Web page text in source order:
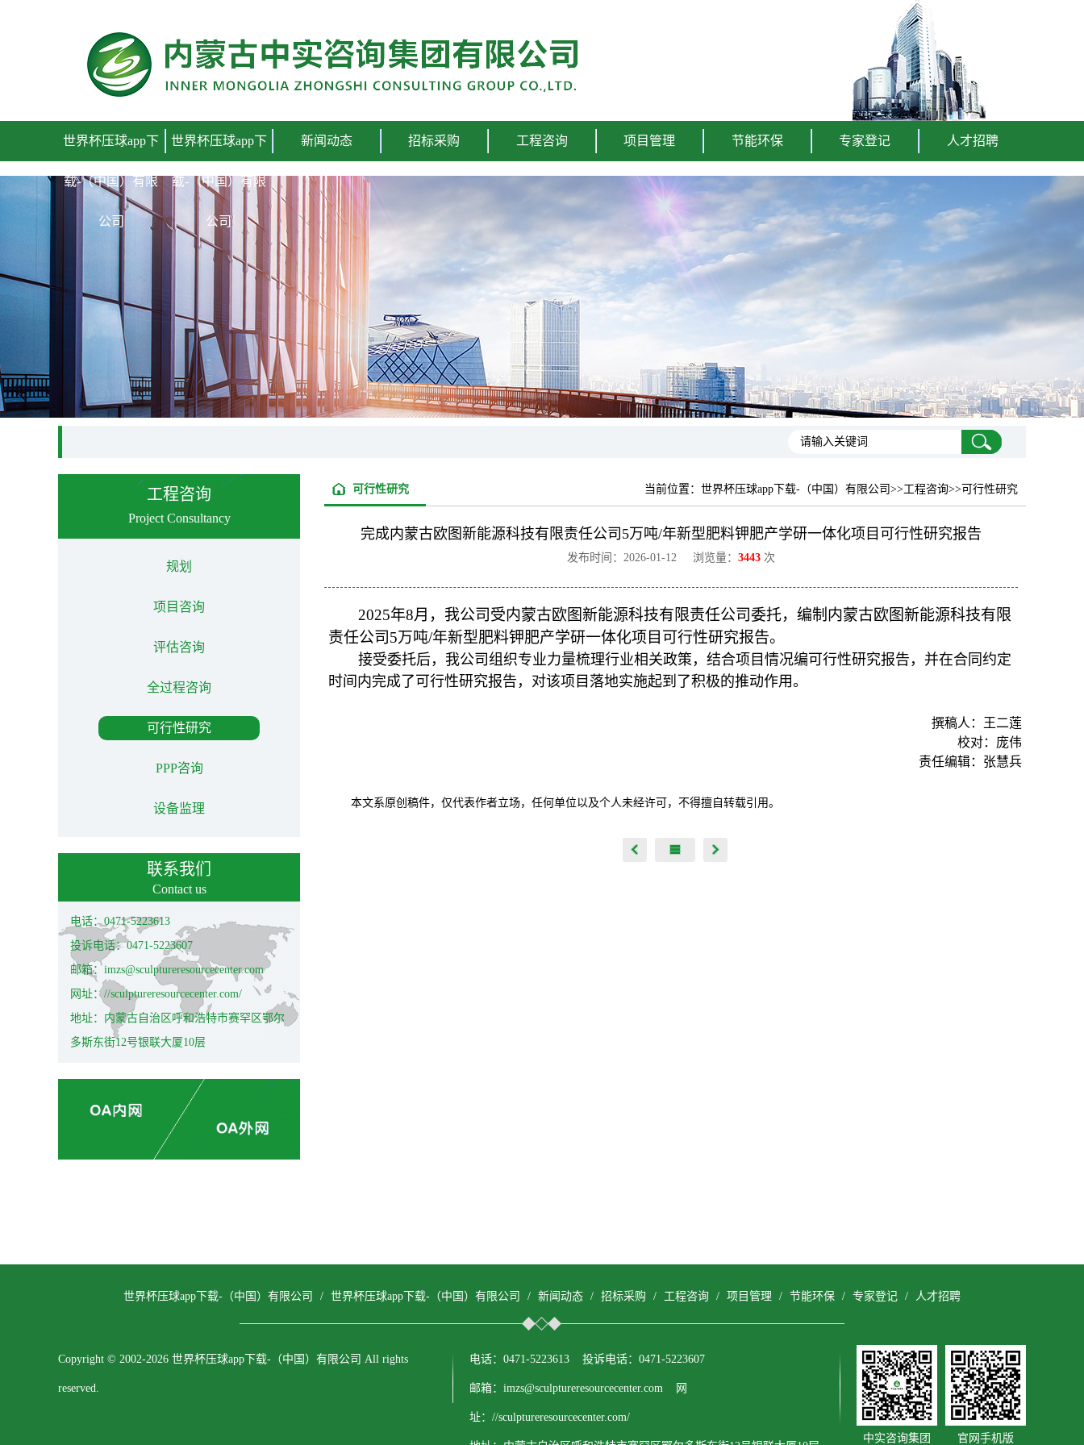
世界杯压球app下
载-（中国）有限
公司
世界杯压球app下
载-（中国）有限
公司
新闻动态 招标采购 工程咨询 项目管理 节能环保 专家登记 人才招聘
工程咨询
Project Consultancy
规划
项目咨询
评估咨询
全过程咨询
可行性研究
PPP咨询
设备监理
联系我们
Contact us
电话：0471-5223613
投诉电话：0471-5223607
邮箱：imzs@sculptureresourcecenter.com
网址：//sculptureresourcecenter.com/
地址：内蒙古自治区呼和浩特市赛罕区鄂尔
多斯东街12号银联大厦10层
当前位置： 世界杯压球app下载-（中国）有限公司 >>工程咨询>>可行性研究
可行性研究
完成内蒙古欧图新能源科技有限责任公司5万吨/年新型肥料钾肥产学研一体化项目可行性研究报告
发布时间：2026-01-12 浏览量： 3443 次
2025年8月，我公司受内蒙古欧图新能源科技有限责任公司委托，编制内蒙古欧图新能源科技有限
责任公司5万吨/年新型肥料钾肥产学研一体化项目可行性研究报告。
接受委托后，我公司组织专业力量梳理行业相关政策，结合项目情况编可行性研究报告，并在合同约定
时间内完成了可行性研究报告，对该项目落地实施起到了积极的推动作用。
撰稿人：王二莲
校对：庞伟
责任编辑：张慧兵
本文系原创稿件，仅代表作者立场，任何单位以及个人未经许可，不得擅自转载引用。
世界杯压球app下载-（中国）有限公司 / 世界杯压球app下载-（中国）有限公司 / 新闻动态 / 招标采购 / 工程咨询 / 项目管理 / 节能环保 / 专家登记 / 人才招聘
Copyright © 2002-2026 世界杯压球app下载-（中国）有限公司 All rights
reserved.
电话：0471-5223613 投诉电话：0471-5223607
邮箱：imzs@sculptureresourcecenter.com 网
址：//sculptureresourcecenter.com/
中实咨询集团 官网手机版